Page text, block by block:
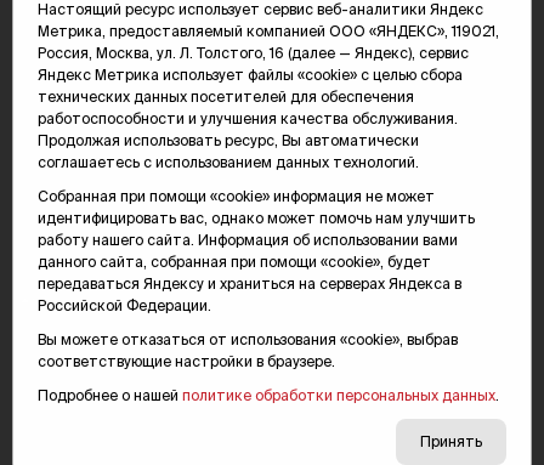
Редакция: 625035, Тюмень, пр. Геологоразведчиков, 28А
(3452) 68-89-05
edit@vsluh.ru
Главный редактор: Панкина Т.Ю.
kika@vsluh.ru
По вопросам рекламы:
(3452) 68-89-78
kotovaev@sibinformburo.ru
mim@vsluh.ru
16+
Настоящий ресурс использует сервис веб-аналитики Яндекс
Метрика, предоставляемый компанией ООО «ЯНДЕКС», 119021,
Россия, Москва, ул. Л. Толстого, 16 (далее — Яндекс), сервис
Яндекс Метрика использует файлы «cookie» с целью сбора
технических данных посетителей для обеспечения
работоспособности и улучшения качества обслуживания.
Продолжая использовать ресурс, Вы автоматически
соглашаетесь с использованием данных технологий.
Собранная при помощи «cookie» информация не может
идентифицировать вас, однако может помочь нам улучшить
работу нашего сайта. Информация об использовании вами
данного сайта, собранная при помощи «cookie», будет
передаваться Яндексу и храниться на серверах Яндекса в
Российской Федерации.
Вы можете отказаться от использования «cookie», выбрав
соответствующие настройки в браузере.
Подробнее о нашей политике обработки персональных данных
Принять